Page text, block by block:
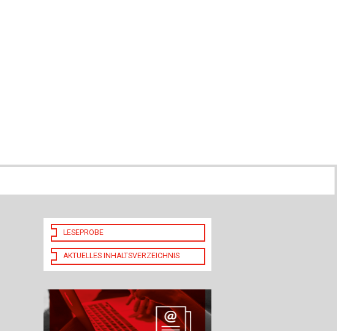
LESEPROBE
AKTUELLES INHALTSVERZEICHNIS